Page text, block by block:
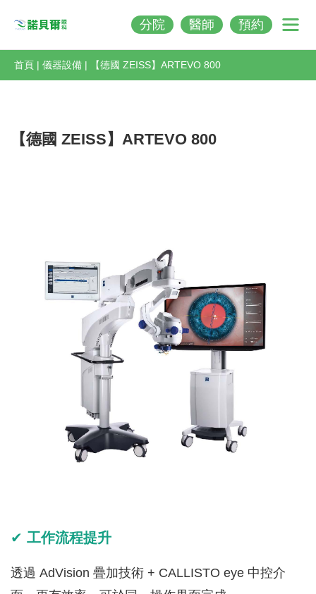
分院 醫師 預約
首頁 | 儀器設備 | 【德國 ZEISS】ARTEVO 800
【德國 ZEISS】ARTEVO 800
✔ 工作流程提升
透過 AdVision 疊加技術 + CALLISTO eye 中控介